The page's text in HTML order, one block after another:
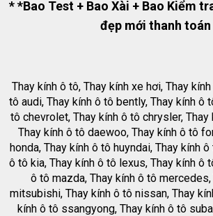
* *Bao Test + Bao Xài + Bao Kiểm
đẹp mới thanh toán
Thay kính ô tô, Thay kính xe hơi, Thay
tô audi, Thay kính ô tô bently, Thay kính ô
tô chevrolet, Thay kính ô tô chrysler, Thay
Thay kính ô tô daewoo, Thay kính ô tô
honda, Thay kính ô tô huyndai, Thay kính
ô tô kia, Thay kính ô tô lexus, Thay kính ô
ô tô mazda, Thay kính ô tô
mitsubishi, Thay kính ô tô nissan, Thay
kính ô tô ssangyong, Thay kính ô tô